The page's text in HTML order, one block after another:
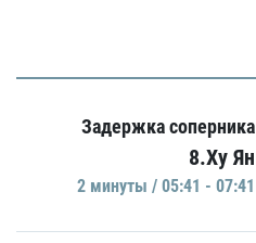
Задержка соперника
8.Ху Ян
2 минуты / 05:41 - 07:41